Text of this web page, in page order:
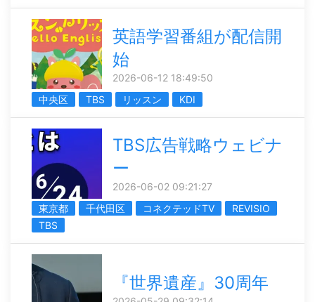
英語学習番組が配信開
始
2026-06-12 18:49:50
中央区
TBS リッスン KDI
TBS広告戦略ウェビナ
ー
2026-06-02 09:21:27
東京都
千代田区 コネクテッドTV
REVISIO
TBS
『世界遺産』30周年